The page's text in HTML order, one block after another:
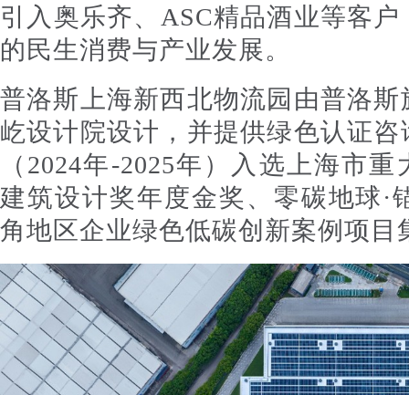
引入奥乐齐、ASC精品酒业等客
的民生消费与产业发展。
普洛斯上海新西北物流园由普洛
屹设计院设计，并提供绿色认证
（2024年-2025年）入选上海市
建筑设计奖年度金奖、零碳地球·
角地区企业绿色低碳创新案例项目